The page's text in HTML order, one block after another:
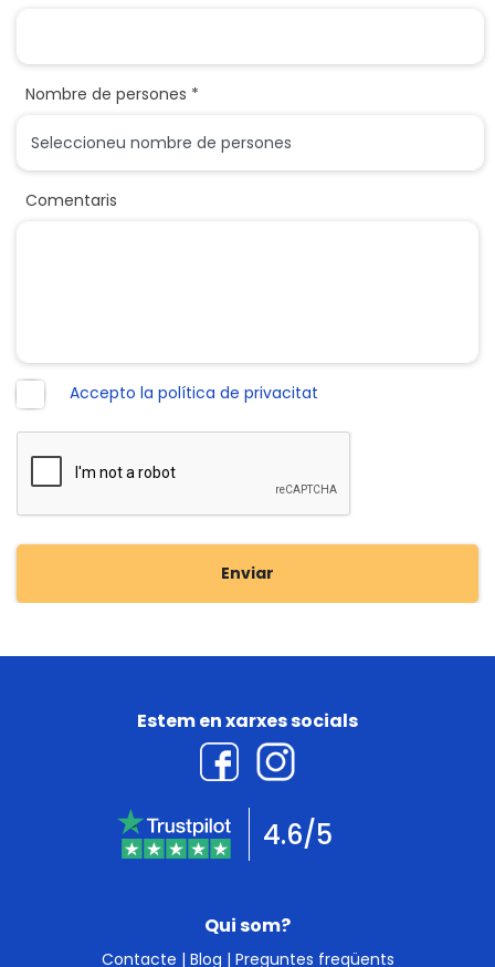
Nombre de persones *
Comentaris
Accepto la política de privacitat
Enviar
Qui som?
Contacte | Blog | Preguntes freqüents
Estem en xarxes socials
4.6/5